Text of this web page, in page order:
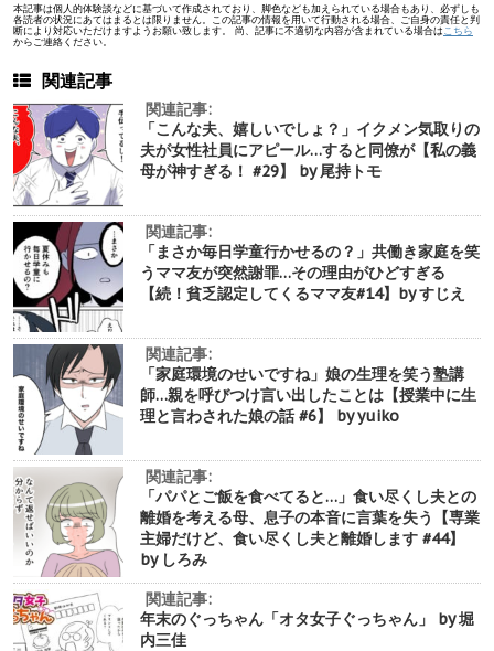
本記事は個人的体験談などに基づいて作成されており、脚色なども加えられている場合もあり、必ずしも
各読者の状況にあてはまるとは限りません。この記事の情報を用いて行動される場合、ご自身の責任と判
断により対応いただけますようお願い致します。 尚、記事に不適切な内容が含まれている場合は こちら
からご連絡ください。
関連記事
関連記事:
「こんな夫、嬉しいでしょ？」イクメン気取りの
夫が女性社員にアピール…すると同僚が【私の義
母が神すぎる！ #29】 by 尾持トモ
関連記事:
「まさか毎日学童行かせるの？」共働き家庭を笑
うママ友が突然謝罪…その理由がひどすぎる
【続！貧乏認定してくるママ友#14】by すじえ
関連記事:
「家庭環境のせいですね」娘の生理を笑う塾講
師…親を呼びつけ言い出したことは【授業中に生
理と言わされた娘の話 #6】 by yuiko
関連記事:
「パパとご飯を食べてると…」食い尽くし夫との
離婚を考える母、息子の本音に言葉を失う【専業
主婦だけど、食い尽くし夫と離婚します #44】
by しろみ
関連記事:
年末のぐっちゃん「オタ女子ぐっちゃん」 by 堀
内三佳